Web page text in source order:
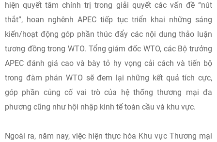
hiện quyết tâm chính trị trong giải quyết các vấn đề “nút
thắt”, hoan nghênh APEC tiếp tục triển khai những sáng
kiến/hoạt động góp phần thúc đẩy các nội dung thảo luận
tương đồng trong WTO. Tổng giám đốc WTO, các Bộ trưởng
APEC đánh giá cao và bày tỏ hy vọng cải cách và tiến bộ
trong đàm phán WTO sẽ đem lại những kết quả tích cực,
góp phần củng cố vai trò của hệ thống thương mại đa
phương cũng như hội nhập kinh tế toàn cầu và khu vực.
Ngoài ra, năm nay, việc hiện thực hóa Khu vực Thương mại